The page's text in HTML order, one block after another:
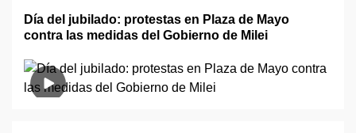
Día del jubilado: protestas en Plaza de Mayo
contra las medidas del Gobierno de Milei